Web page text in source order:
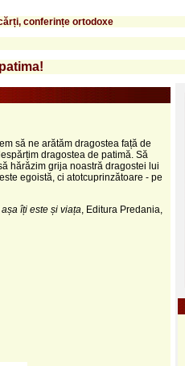
conferințe ortodoxe
să ne arătăm dragostea față de
dragostea de patimă. Să
hărăzim grija noastră dragostei lui
egoistă, ci atotcuprinzătoare - pe
îți este și viața , Editura Predania,